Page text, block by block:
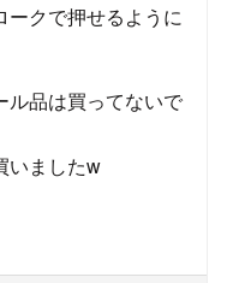
ークで押せるように
ル品は買ってないで
いましたw